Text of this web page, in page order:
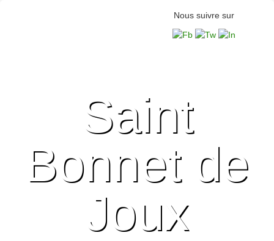
Nous suivre sur
Saint
Bonnet de
Joux